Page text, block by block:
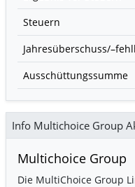
Steuern
Jahresüberschuss/
Ausschüttungssumme
Info Multichoice Group
Multichoice Group
Die MultiChoice Group